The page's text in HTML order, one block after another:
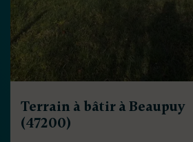
Terrain à bâtir à Beaupuy
(47200)